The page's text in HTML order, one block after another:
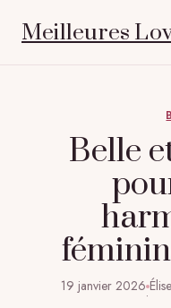
Meilleures
Belle
19 janvier 2026·